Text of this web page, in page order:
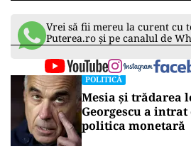
Vrei să fii mereu la curent cu
Puterea.ro și pe canalul de
POLITICĂ
Mesia și trădarea
Georgescu a
politica monetară